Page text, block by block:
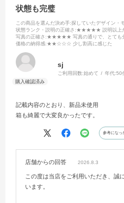
状態も完璧
この商品を選んだ決め手:探していたデザイン・
状態ランク・説明の正確さ :★★★★★ 説明以上
写真の正確さ :★★★★★ 写真の通りで、とても
価格の納得感:★★☆☆☆ 少し割高に感じた
sj
ご利用回数:始めて 年代:50
記載内容のとおり、新品未使用
箱も綺麗で大変良かったです。
参考になっ
店舗からの回答 2026.8.3
この度は当店をご利用いただき、誠
います。